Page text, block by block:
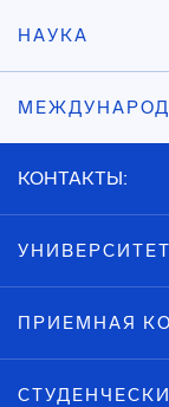
НАУКА
КОНТАКТЫ:
УНИВЕРСИТЕТ
ПРИЕМНАЯ